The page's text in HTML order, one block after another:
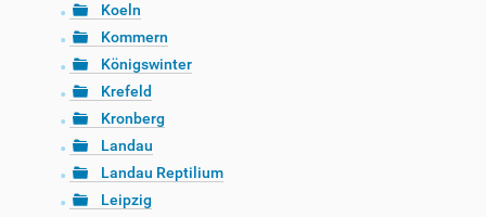
Koeln
Kommern
Königswinter
Krefeld
Kronberg
Landau
Landau Reptilium
Leipzig